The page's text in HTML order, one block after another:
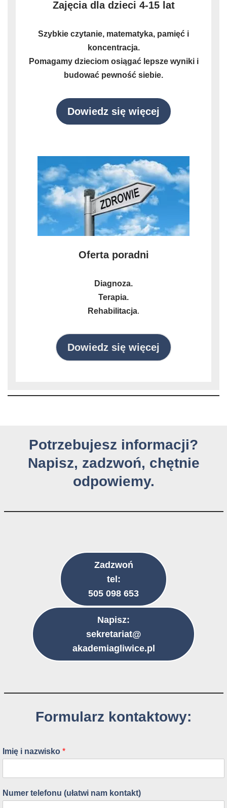
Zajęcia dla dzieci 4-15 lat
Szybkie czytanie, matematyka, pamięć i
koncentracja.
Pomagamy dzieciom osiągać lepsze wyniki i
budować pewność siebie.
Dowiedz się więcej
Oferta poradni
Diagnoza.
Terapia.
Rehabilitacja.
Dowiedz się więcej
Potrzebujesz informacji?
Napisz, zadzwoń, chętnie
odpowiemy.
Zadzwoń
tel:
505 098 653
Napisz:
sekretariat@
akademiagliwice.pl
Formularz kontaktowy:
Imię i nazwisko*
Numer telefonu (ułatwi nam kontakt)